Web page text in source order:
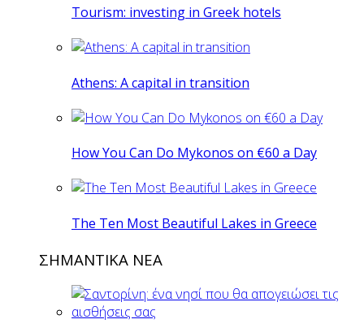
Tourism: investing in Greek hotels
Athens: A capital in transition
How You Can Do Mykonos on €60 a Day
The Ten Most Beautiful Lakes in Greece
ΣΗΜΑΝΤΙΚΑ ΝΕΑ